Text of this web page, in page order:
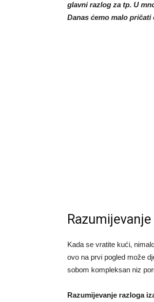
glavni razlog za tp. U
Danas ćemo malo pričati
Kada se vratite kući,
ovo na prvi pogled može
sobom kompleksan niz
Razumijevanje razloga